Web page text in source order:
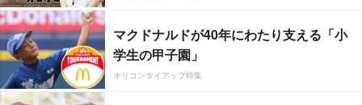
マクドナルドが40年にわたり支える「小
学生の甲子園」
オリコンタイアップ特集